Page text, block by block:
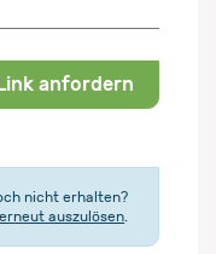
anfordern
nicht erhalten?
auszulösen.